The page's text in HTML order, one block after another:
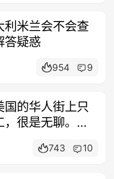
利米兰会不会查
答疑惑
954 9
国的华人街上只
很是无聊。我
743 10